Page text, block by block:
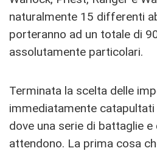
naturalmente 15 differenti
porteranno ad un totale di
assolutamente particolari.
Terminata la scelta delle
immediatamente catapultati
dove una serie di battaglie e
attendono. La prima cosa